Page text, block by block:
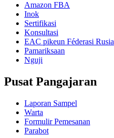
Amazon FBA
Inok
Sertifikasi
Konsultasi
EAC pikeun Féderasi Rusia
Pamariksaan
Nguji
Pusat Pangajaran
Laporan Sampel
Warta
Formulir Pemesanan
Parabot